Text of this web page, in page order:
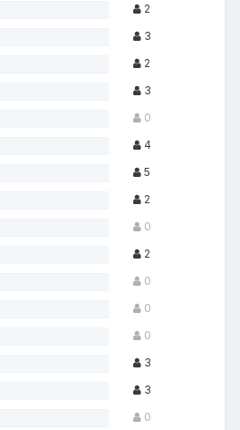
2
3
2
3
0
4
5
2
0
2
0
0
0
3
3
0